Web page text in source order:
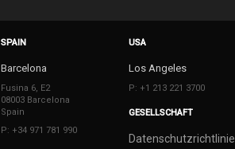
SPAIN
Barcelona
Fusina 6, E2
08003 Barcelona
Spain
P: +34 971 781 990
USA
Los Angeles
P: +1 213 221 3700
GESELLSCHAFT
Datenschutzrichtlinie